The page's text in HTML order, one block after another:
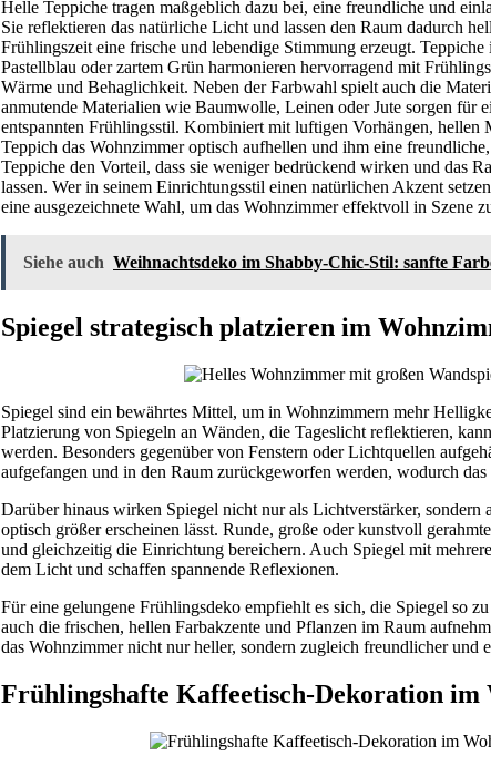
Helle Teppiche tragen maßgeblich dazu bei, eine freundliche und
Sie reflektieren das natürliche Licht und lassen den Raum dadurch
Frühlingszeit eine frische und lebendige Stimmung erzeugt.
Pastellblau oder zartem Grün harmonieren hervorragend mit
Wärme und Behaglichkeit. Neben der Farbwahl spielt auch die
anmutende Materialien wie Baumwolle, Leinen oder Jute sorgen für
entspannten Frühlingsstil. Kombiniert mit luftigen Vorhängen,
Teppich das Wohnzimmer optisch aufhellen und ihm eine
Teppiche den Vorteil, dass sie weniger bedrückend wirken und das
lassen. Wer in seinem Einrichtungsstil einen natürlichen Akzent
eine ausgezeichnete Wahl, um das Wohnzimmer effektvoll in Szene
Siehe auch Weihnachtsdeko im Shabby-Chic-Stil: sanfte
Spiegel strategisch platzieren im
Spiegel sind ein bewährtes Mittel, um in Wohnzimmern mehr
Platzierung von Spiegeln an Wänden, die Tageslicht reflektieren,
werden. Besonders gegenüber von Fenstern oder Lichtquellen
aufgefangen und in den Raum zurückgeworfen werden, wodurch
Darüber hinaus wirken Spiegel nicht nur als Lichtverstärker, sondern
optisch größer erscheinen lässt. Runde, große oder kunstvoll
und gleichzeitig die Einrichtung bereichern. Auch Spiegel mit
dem Licht und schaffen spannende Reflexionen.
Für eine gelungene Frühlingsdeko empfiehlt es sich, die Spiegel so
auch die frischen, hellen Farbakzente und Pflanzen im Raum
das Wohnzimmer nicht nur heller, sondern zugleich freundlicher und
Frühlingshafte Kaffeetisch-Dekoration im